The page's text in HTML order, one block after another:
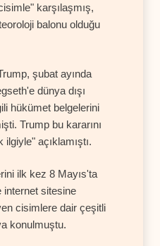
karşılaşmış,
balonu olduğu
şubat ayında
dünya dışı
hükümet belgelerini
Trump bu kararını
açıklamıştı.
ilk kez 8 Mayıs'ta
internet sitesine
cisimlere dair çeşitli
konulmuştu.